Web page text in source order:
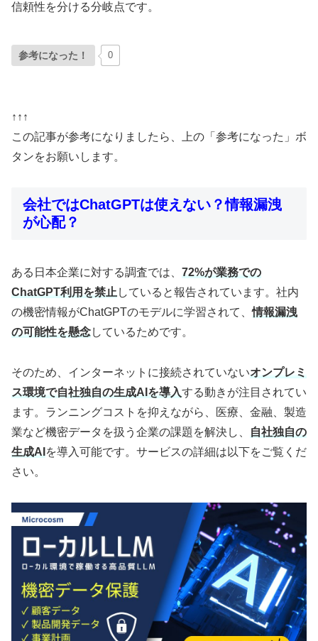
信頼性を分ける分岐点です。
参考になった！ 0
↑↑↑
この記事が参考になりましたら、上の「参考になった」ボ
タンをお願いします。
会社ではChatGPTは使えない？情報漏洩
が心配？
ある日本企業に対する調査では、 72%が業務での
ChatGPT利用を禁止 していると報告されています。社内
の機密情報がChatGPTのモデルに学習されて、情報漏洩
の可能性を懸念しているためです。
そのため、インターネットに接続されていないオンプレミ
ス環境で自社独自の生成AIを導入する動きが注目されてい
ます。ランニングコストを抑えながら、医療、金融、製造
業など機密データを扱う企業の課題を解決し、
自社独自の
生成AI を導入可能です。サービスの詳細は以下をご覧くだ
さい。